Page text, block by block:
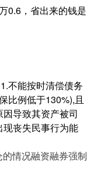
0.6，省出来的钱是
不能按时清偿债务
比例低于130%),且
导致其资产被司
丧失民事行为能
的情况融资融券强制